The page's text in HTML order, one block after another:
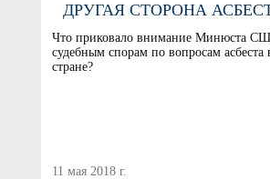
ДРУГАЯ СТОРОНА
Что приковало внимание Минюста
судебным спорам по вопросам асбеста
стране?
11 мая 2018 г.